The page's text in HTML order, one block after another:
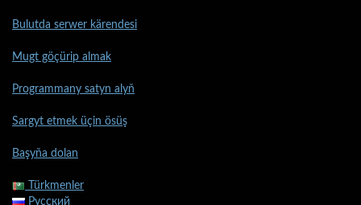
Bulutda serwer kärendesi
Mugt göçürip almak
Programmany satyn alyň
Sargyt etmek üçin ösüş
Başyňa dolan
Türkmenler
Русский